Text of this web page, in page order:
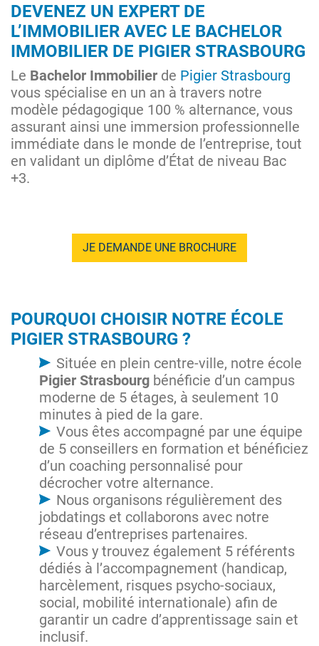
DEVENEZ UN EXPERT DE
L’IMMOBILIER AVEC LE BACHELOR
IMMOBILIER DE PIGIER STRASBOURG
Le Bachelor Immobilier de Pigier Strasbourg
vous spécialise en un an à travers notre
modèle pédagogique 100 % alternance, vous
assurant ainsi une immersion professionnelle
immédiate dans le monde de l’entreprise, tout
en validant un diplôme d’État de niveau Bac
+3.
JE DEMANDE UNE BROCHURE
POURQUOI CHOISIR NOTRE ÉCOLE
PIGIER STRASBOURG ?
Située en plein centre-ville, notre école
Pigier Strasbourg bénéficie d’un campus
moderne de 5 étages, à seulement 10
minutes à pied de la gare.
Vous êtes accompagné par une équipe
de 5 conseillers en formation et bénéficiez
d’un coaching personnalisé pour
décrocher votre alternance.
Nous organisons régulièrement des
jobdatings et collaborons avec notre
réseau d’entreprises partenaires.
Vous y trouvez également 5 référents
dédiés à l’accompagnement (handicap,
harcèlement, risques psycho-sociaux,
social, mobilité internationale) afin de
garantir un cadre d’apprentissage sain et
inclusif.